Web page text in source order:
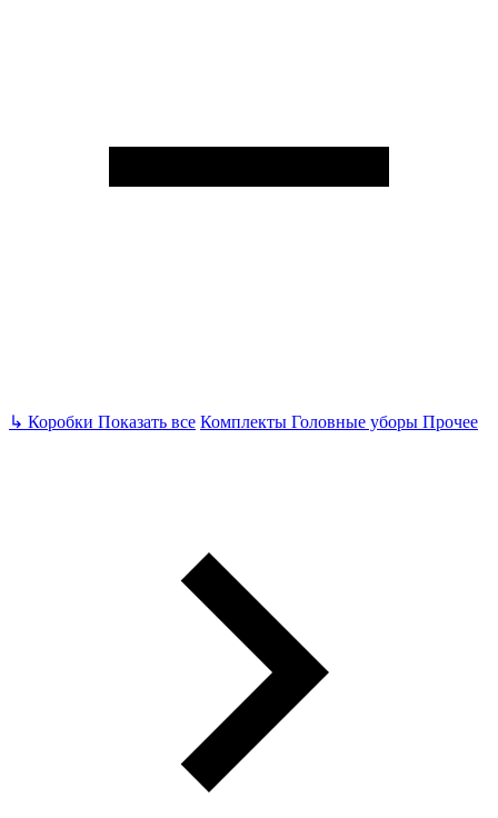
↳ Коробки Показать все Комплекты Головные уборы Прочее